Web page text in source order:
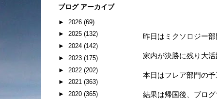
昨日はミクソロジー
家内が決勝に残り大
本日はフレア部門の
結果は帰国後、ブロ
ブログ アーカイブ
► 2026 (69)
► 2025 (132)
► 2024 (142)
► 2023 (175)
► 2022 (202)
► 2021 (363)
► 2020 (365)